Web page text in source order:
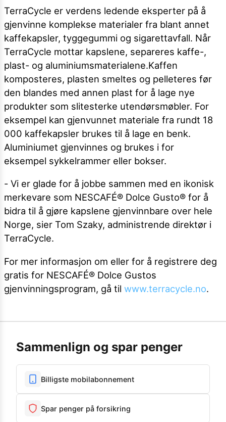
TerraCycle er verdens ledende eksperter på å
gjenvinne komplekse materialer fra blant annet
kaffekapsler, tyggegummi og sigarettavfall. Når
TerraCycle mottar kapslene, separeres kaffe-,
plast- og aluminiumsmaterialene.Kaffen
komposteres, plasten smeltes og pelleteres før
den blandes med annen plast for å lage nye
produkter som slitesterke utendørsmøbler. For
eksempel kan gjenvunnet materiale fra rundt 18
000 kaffekapsler brukes til å lage en benk.
Aluminiumet gjenvinnes og brukes i for
eksempel sykkelrammer eller bokser.
- Vi er glade for å jobbe sammen med en ikonisk
merkevare som NESCAFÉ® Dolce Gusto® for å
bidra til å gjøre kapslene gjenvinnbare over hele
Norge, sier Tom Szaky, administrende direktør i
TerraCycle.
For mer informasjon om eller for å registrere deg
gratis for NESCAFÉ® Dolce Gustos
gjenvinningsprogram, gå til www.terracycle.no.
Sammenlign og spar penger
Billigste mobilabonnement
Spar penger på forsikring